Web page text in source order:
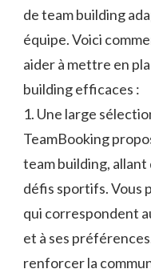
de team building
équipe. Voici
aider à mettre en
building efficaces :
1. Une large
TeamBooking
team building,
défis sportifs. Vous
qui correspondent
et à ses
renforcer la